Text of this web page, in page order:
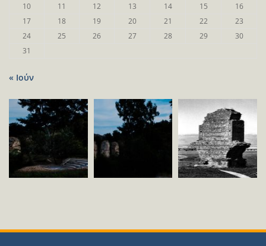
10
11 12 13 14 15
16
17
18 19 20 21 22
23
24
25 26 27 28 29
30
31
« Ιούν